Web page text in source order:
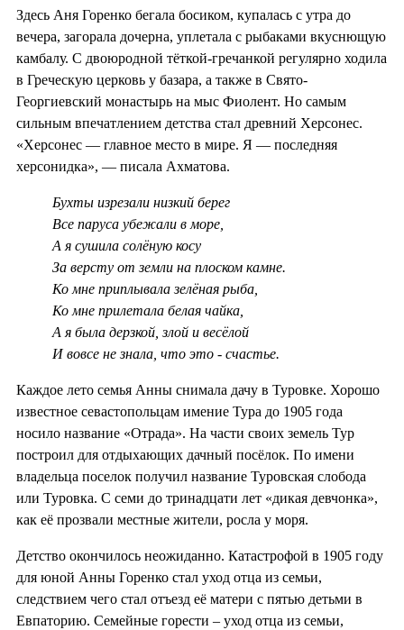
Здесь Аня Горенко бегала босиком, купалась с утра до
вечера, загорала дочерна, уплетала с рыбаками вкуснющую
камбалу. С двоюродной тёткой-гречанкой регулярно ходила
в Греческую церковь у базара, а также в Свято-
Георгиевский монастырь на мыс Фиолент. Но самым
сильным впечатлением детства стал древний Херсонес.
«Херсонес — главное место в мире. Я — последняя
херсонидка», — писала Ахматова.
Бухты изрезали низкий берег
Все паруса убежали в море,
А я сушила солёную косу
За версту от земли на плоском камне.
Ко мне приплывала зелёная рыба,
Ко мне прилетала белая чайка,
А я была дерзкой, злой и весёлой
И вовсе не знала, что это - счастье.
Каждое лето семья Анны снимала дачу в Туровке. Хорошо
известное севастопольцам имение Тура до 1905 года
носило название «Отрада». На части своих земель Тур
построил для отдыхающих дачный посёлок. По имени
владельца поселок получил название Туровская слобода
или Туровка. С семи до тринадцати лет «дикая девчонка»,
как её прозвали местные жители, росла у моря.
Детство окончилось неожиданно. Катастрофой в 1905 году
для юной Анны Горенко стал уход отца из семьи,
следствием чего стал отъезд её матери с пятью детьми в
Евпаторию. Семейные горести – уход отца из семьи,